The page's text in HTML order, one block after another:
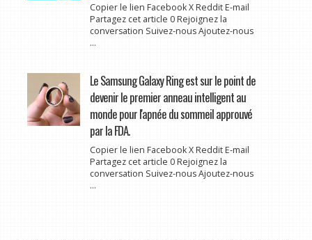
Copier le lien Facebook X Reddit E-mail
Partagez cet article 0 Rejoignez la
conversation Suivez-nous Ajoutez-nous
...
Le Samsung Galaxy Ring est sur le point de
devenir le premier anneau intelligent au
monde pour l'apnée du sommeil approuvé
par la FDA.
Copier le lien Facebook X Reddit E-mail
Partagez cet article 0 Rejoignez la
conversation Suivez-nous Ajoutez-nous
...